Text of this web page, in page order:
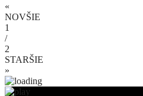
«
NOVŠIE
1
/
2
STARŠIE
»